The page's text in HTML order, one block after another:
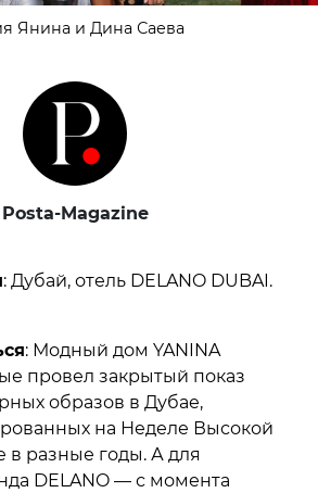
Янина и Дина Саева
Posta-Magazine
: Дубай, отель DELANO DUBAI.
: Модный дом YANINA
провел закрытый показ
образов в Дубае,
на Неделе Высокой
разные годы. А для
DELANO — с момента